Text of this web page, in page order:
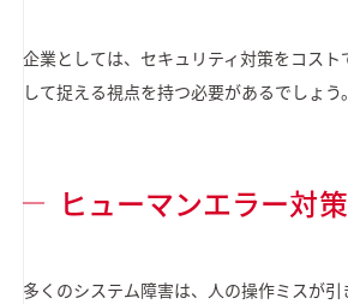
企業としては、セキュリティ対策をコスト
して捉える視点を持つ必要があるでしょう。
ヒューマンエラー対策
多くのシステム障害は、人の操作ミスが引